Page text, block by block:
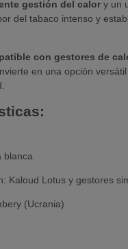
gestión del calor y un
del tabaco intenso y
con gestores de
en una opción
blanca
Kaloud Lotus y gestores
(Ucrania)